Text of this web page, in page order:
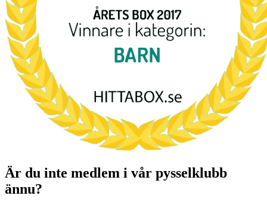
Är du inte medlem i vår pysselklubb
ännu?